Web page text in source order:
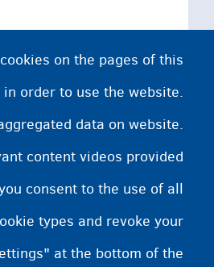
on the pages of this
order to use the website.
data on website.
content videos provided
consent to the use of all
types and revoke your
at the bottom of the